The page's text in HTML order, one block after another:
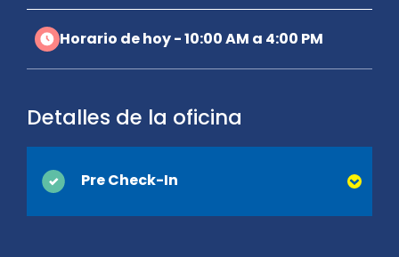
Horario de hoy - 10:00 AM a 4:00 PM
Detalles de la oficina
Pre Check-In